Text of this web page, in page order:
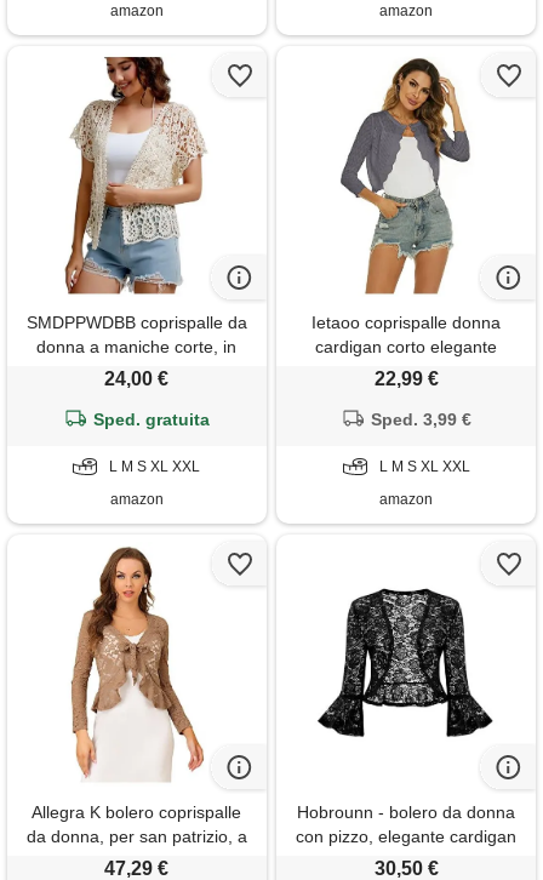
amazon
amazon
SMDPPWDBB coprispalle da
donna a maniche corte, in
pizzo, bolero, lavorato
beige, l
24,00 €
Sped. gratuita
L M S XL XXL
amazon
Ietaoo coprispalle donna
cardigan corto elegante
maniche a 3/4 giacca bolero
coprispalle per abito grigio xl
22,99 €
Sped. 3,99 €
L M S XL XXL
amazon
Allegra K bolero coprispalle
da donna, per san patrizio, a
maniche lunghe, con motivo
47,29 €
Hobrounn - bolero da donna
con pizzo, elegante cardigan
festivo, giacca a spalla con
30,50 €